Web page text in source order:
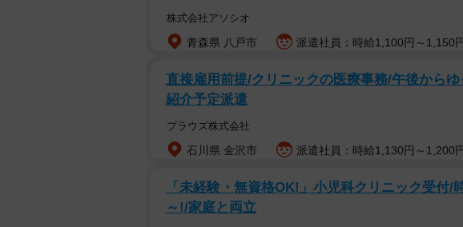
現在もいわゆる「葬式仏教」として檀家制度も残って
ど尊属の追善供養のためだけであって、「自分は無宗
念仏を申したことは無い」とされるが、このことは象
別されているわけだ。
「宗教は恐ろしい」ともされる。人の弱みに付け込ん
くにつけ、「創唱宗教」に対しての防衛本能が過剰な
榜し信仰心を持たないことになる。
株式会社アソシオ
青森県 八戸市 派遣社員：時給1,100円～1,150円
直接雇用前提/クリニックの医療事務/午後から
紹介予定派遣
プラウズ株式会社
石川県 金沢市 派遣社員：時給1,130円～1,200円
「未経験・無資格OK!」小児科クリニック受付/
～!/家庭と両立